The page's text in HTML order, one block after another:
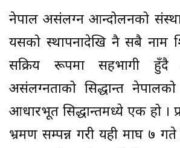
नेपाल असंलग्न आन्दोलनको
यसको स्थापनादेखि नै सबै नाम
सक्रिय रूपमा सहभागी
असंलग्नताको सिद्धान्त नेपालको
आधारभूत सिद्धान्तमध्ये एक हो ।
भ्रमण सम्पन्न गरी यही माघ ७ गते